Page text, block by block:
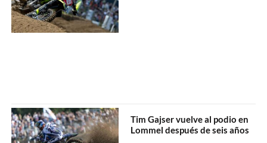
Tim Gajser vuelve al podio en
Lommel después de seis años